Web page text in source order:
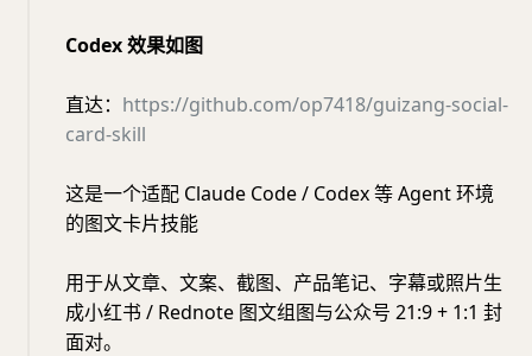
Codex 效果如图
直达： https://github.com/op7418/guizang-social-
card-skill
这是一个适配 Claude Code / Codex 等 Agent 环境
的图文卡片技能
用于从文章、文案、截图、产品笔记、字幕或照片生
成小红书 / Rednote 图文组图与公众号 21:9 + 1:1 封
面对。